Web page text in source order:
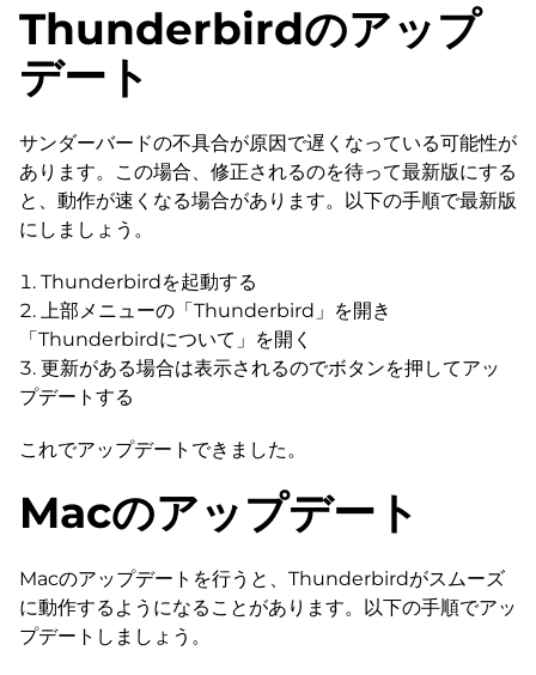
Thunderbirdのアップ
デート
サンダーバードの不具合が原因で遅くなっている可能性が
あります。この場合、修正されるのを待って最新版にする
と、動作が速くなる場合があります。以下の手順で最新版
にしましょう。
Thunderbirdを起動する
上部メニューの「Thunderbird」を開き
「Thunderbirdについて」を開く
更新がある場合は表示されるのでボタンを押してアッ
プデートする
これでアップデートできました。
Macのアップデート
Macのアップデートを行うと、Thunderbirdがスムーズ
に動作するようになることがあります。以下の手順でアッ
プデートしましょう。